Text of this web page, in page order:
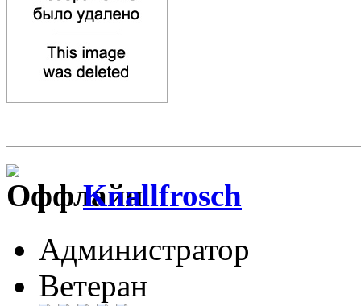
Knallfrosch
Администратор
Ветеран